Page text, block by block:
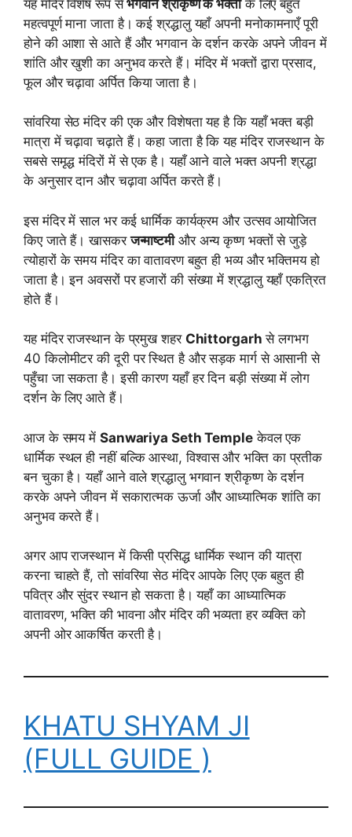
यह मंदिर विशेष रूप सेभगवान श्रीकृष्ण के भक्तोंके लिए बहुत
महत्वपूर्ण माना जाता है। कई श्रद्धालु यहाँ अपनी मनोकामनाएँ पूरी
होने की आशा से आते हैं और भगवान के दर्शन करके अपने जीवन में
शांति और खुशी का अनुभव करते हैं। मंदिर में भक्तों द्वारा प्रसाद,
फूल और चढ़ावा अर्पित किया जाता है।
सांवरिया सेठ मंदिर की एक और विशेषता यह है कि यहाँ भक्त बड़ी
मात्रा में चढ़ावा चढ़ाते हैं। कहा जाता है कि यह मंदिर राजस्थान के
सबसे समृद्ध मंदिरों में से एक है। यहाँ आने वाले भक्त अपनी श्रद्धा
के अनुसार दान और चढ़ावा अर्पित करते हैं।
इस मंदिर में साल भर कई धार्मिक कार्यक्रम और उत्सव आयोजित
किए जाते हैं। खासकरजन्माष्टमीऔर अन्य कृष्ण भक्तों से जुड़े
त्योहारों के समय मंदिर का वातावरण बहुत ही भव्य और भक्तिमय हो
जाता है। इन अवसरों पर हजारों की संख्या में श्रद्धालु यहाँ एकत्रित
होते हैं।
यह मंदिर राजस्थान के प्रमुख शहर Chittorgarh से लगभग
40 किलोमीटर की दूरी पर स्थित है और सड़क मार्ग से आसानी से
पहुँचा जा सकता है। इसी कारण यहाँ हर दिन बड़ी संख्या में लोग
दर्शन के लिए आते हैं।
आज के समय में Sanwariya Seth Templeकेवल एक
धार्मिक स्थल ही नहीं बल्कि आस्था, विश्वास और भक्ति का प्रतीक
बन चुका है। यहाँ आने वाले श्रद्धालु भगवान श्रीकृष्ण के दर्शन
करके अपने जीवन में सकारात्मक ऊर्जा और आध्यात्मिक शांति का
अनुभव करते हैं।
अगर आप राजस्थान में किसी प्रसिद्ध धार्मिक स्थान की यात्रा
करना चाहते हैं, तो सांवरिया सेठ मंदिर आपके लिए एक बहुत ही
पवित्र और सुंदर स्थान हो सकता है। यहाँ का आध्यात्मिक
वातावरण, भक्ति की भावना और मंदिर की भव्यता हर व्यक्ति को
अपनी ओर आकर्षित करती है।
KHATU SHYAM JI
(FULL GUIDE )